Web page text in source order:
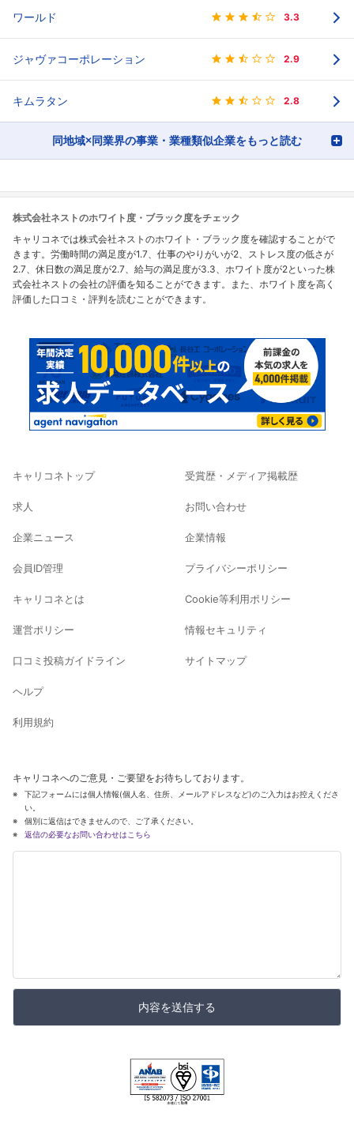
ワールド 3.3
ジャヴァコーポレーション 2.9
キムラタン 2.8
同地域×同業界の事業・業種類似企業をもっと読む
株式会社ネストのホワイト度・ブラック度をチェック
キャリコネでは株式会社ネストのホワイト・ブラック度を確認することがで
きます。労働時間の満足度が1.7、仕事のやりがいが2、ストレス度の低さが
2.7、休日数の満足度が2.7、給与の満足度が3.3、ホワイト度が2といった株
式会社ネストの会社の評価を知ることができます。また、ホワイト度を高く
評価した口コミ・評判を読むことができます。
キャリコネトップ
求人
企業ニュース
会員ID管理
キャリコネとは
運営ポリシー
口コミ投稿ガイドライン
ヘルプ
利用規約
受賞歴・メディア掲載歴
お問い合わせ
企業情報
プライバシーポリシー
Cookie等利用ポリシー
情報セキュリティ
サイトマップ
キャリコネへのご意見・ご要望をお待ちしております。
下記フォームには個人情報(個人名、住所、メールアドレスなど)のご入力はお控えくださ
い。
個別に返信はできませんので、ご了承ください。
返信の必要なお問い合わせはこちら
内容を送信する